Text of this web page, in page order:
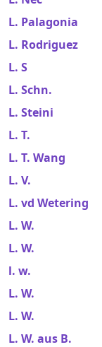
L. Palagonia
L. Rodriguez
L. S
L. Schn.
L. Steini
L. T.
L. T. Wang
L. V.
L. vd Wetering
L. W.
L. W.
l. w.
L. W.
L. W.
L. W. aus B.